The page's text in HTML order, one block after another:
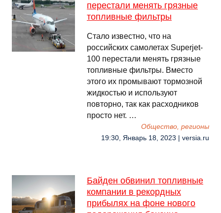
перестали менять грязные
топливные фильтры
Стало известно, что на
российских самолетах Superjet-
100 перестали менять грязные
топливные фильтры. Вместо
этого их промывают тормозной
жидкостью и используют
повторно, так как расходников
просто нет. …
Общество, регионы
19:30, Январь 18, 2023 | versia.ru
Байден обвинил топливные
компании в рекордных
прибылях на фоне нового